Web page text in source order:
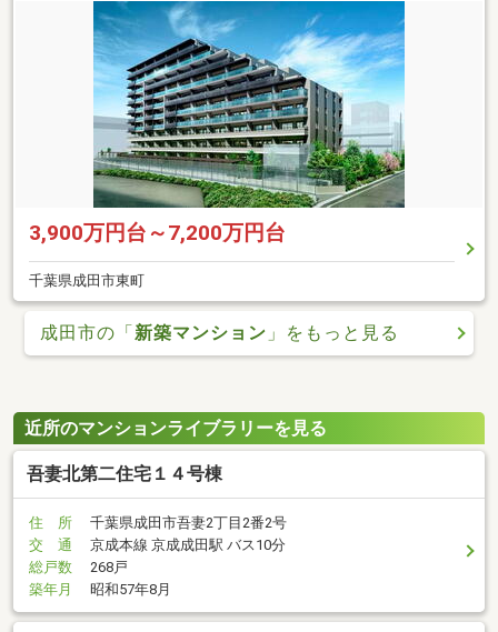
3,900万円台～7,200万円台
千葉県成田市東町
成田市の「新築マンション 」をもっと見る
近所のマンションライブラリーを見る
吾妻北第二住宅１４号棟
住 所
千葉県成田市吾妻2丁目2番2号
交 通
京成本線 京成成田駅 バス10分
総戸数
268戸
築年月
昭和57年8月